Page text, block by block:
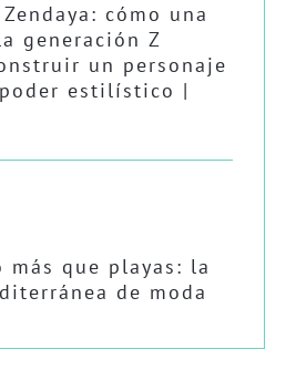
cómo una
generación Z
un personaje
estilístico |
más que playas: la
de moda